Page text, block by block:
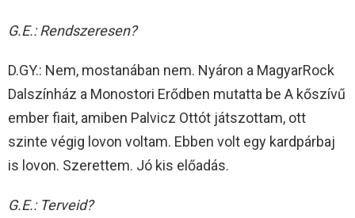
G.E.: Rendszeresen?
D.GY.: Nem, mostanában nem. Nyáron a MagyarRock
Dalszínház a Monostori Erődben mutatta be A kőszívű
ember fiait, amiben Palvicz Ottót játszottam, ott
szinte végig lovon voltam. Ebben volt egy kardpárbaj
is lovon. Szerettem. Jó kis előadás.
G.E.: Terveid?